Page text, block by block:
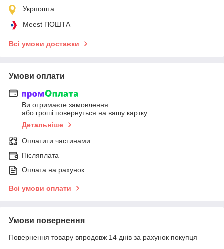
Укрпошта
Meest ПОШТА
Всі умови доставки
Умови оплати
Ви отримаєте замовлення
або гроші повернуться на вашу картку
Детальніше
Оплатити частинами
Післяплата
Оплата на рахунок
Всі умови оплати
Умови повернення
Повернення товару впродовж 14 днів за рахунок покупця